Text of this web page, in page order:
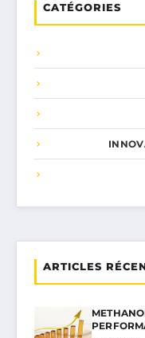
CATÉGORIES
ARTICLES